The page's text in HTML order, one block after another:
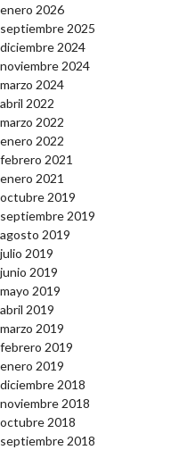
enero 2026
septiembre 2025
diciembre 2024
noviembre 2024
marzo 2024
abril 2022
marzo 2022
enero 2022
febrero 2021
enero 2021
octubre 2019
septiembre 2019
agosto 2019
julio 2019
junio 2019
mayo 2019
abril 2019
marzo 2019
febrero 2019
enero 2019
diciembre 2018
noviembre 2018
octubre 2018
septiembre 2018